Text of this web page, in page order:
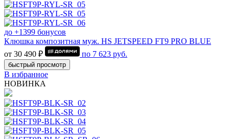
до +1399 бонусов
Клюшка композитная муж. HS JETSPEED FT9 PRO BLUE
от 30 490 ₽
по 7 623 руб.
быстрый просмотр
В избранное
НОВИНКА